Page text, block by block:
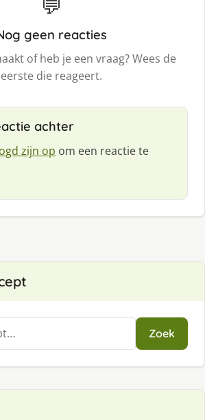
geen reacties
of heb je een vraag? Wees de
eerste die reageert.
achter
zijn op om een reactie te
Zoek